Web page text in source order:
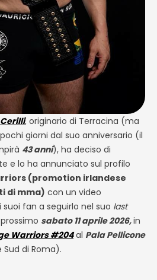
, originario di Terracina (ma
giorni dal suo anniversario (il
43 anni), ha deciso di
e lo ha annunciato sul profilo
(promotion irlandese
di mma) con un video
fan a seguirlo nel suo last
sabato 11 aprile 2026,in
Warriors #204al Pala Pellicone
di Roma).